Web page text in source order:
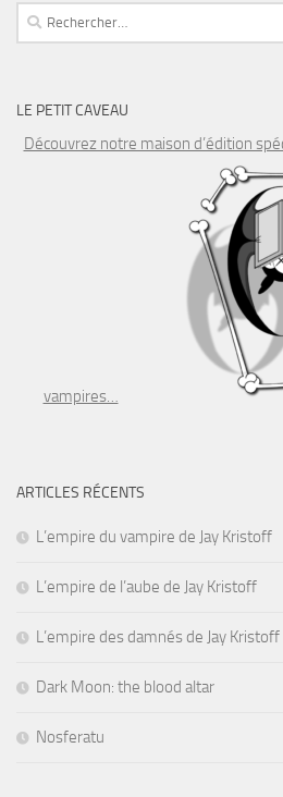
Rechercher :
LE PETIT CAVEAU
Découvrez notre maison d’édition
vampires…
ARTICLES RÉCENTS
L’empire du vampire de Jay Kristoff
L’empire de l’aube de Jay Kristoff
L’empire des damnés de Jay Kristoff
Dark Moon: the blood altar
Nosferatu